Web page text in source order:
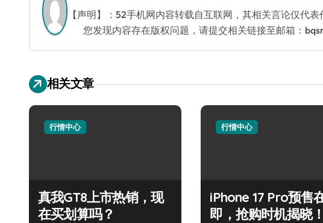
航
【声明】：52手机网内容转载自互联网，其相关言论仅代
您发现内容存在版权问题，请提交相关链接至邮箱：
相关文章
行情中心
真我GT8上市热销，现
在买划算吗？
行情中心
iPhone 17 Pro预售
即，抢购时机揭晓！